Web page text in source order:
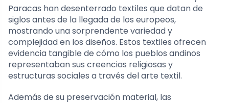
Paracas han desenterrado textiles que datan de
siglos antes de la llegada de los europeos,
mostrando una sorprendente variedad y
complejidad en los diseños. Estos textiles ofrecen
evidencia tangible de cómo los pueblos andinos
representaban sus creencias religiosas y
estructuras sociales a través del arte textil.
Además de su preservación material, las